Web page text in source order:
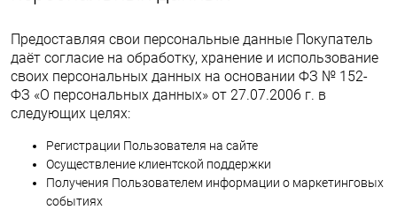
Предоставляя свои персональные данные Покупатель
даёт согласие на обработку, хранение и использование
своих персональных данных на основании ФЗ № 152-
ФЗ «О персональных данных» от 27.07.2006 г. в
следующих целях:
Регистрации Пользователя на сайте
Осуществление клиентской поддержки
Получения Пользователем информации о маркетинговых
событиях